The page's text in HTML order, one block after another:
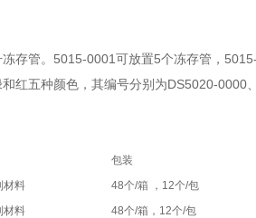
存管。5015-0001可放置5个冻存管，
红五种颜色，其编号分别为DS5020-0000
包装
材料
48个/箱 ，12个/包
材料
48个/箱，12个/包